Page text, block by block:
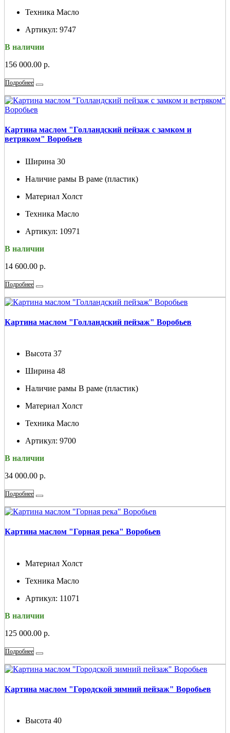
Техника Масло
Артикул: 9747
В наличии
156 000.00 р.
Подробнее
Картина маслом "Голландский пейзаж с замком и
ветряком" Воробьев
Ширина 30
Наличие рамы В раме (пластик)
Материал Холст
Техника Масло
Артикул: 10971
В наличии
14 600.00 р.
Подробнее
Картина маслом "Голландский пейзаж" Воробьев
Высота 37
Ширина 48
Наличие рамы В раме (пластик)
Материал Холст
Техника Масло
Артикул: 9700
В наличии
34 000.00 р.
Подробнее
Картина маслом "Горная река" Воробьев
Материал Холст
Техника Масло
Артикул: 11071
В наличии
125 000.00 р.
Подробнее
Картина маслом "Городской зимний пейзаж" Воробьев
Высота 40